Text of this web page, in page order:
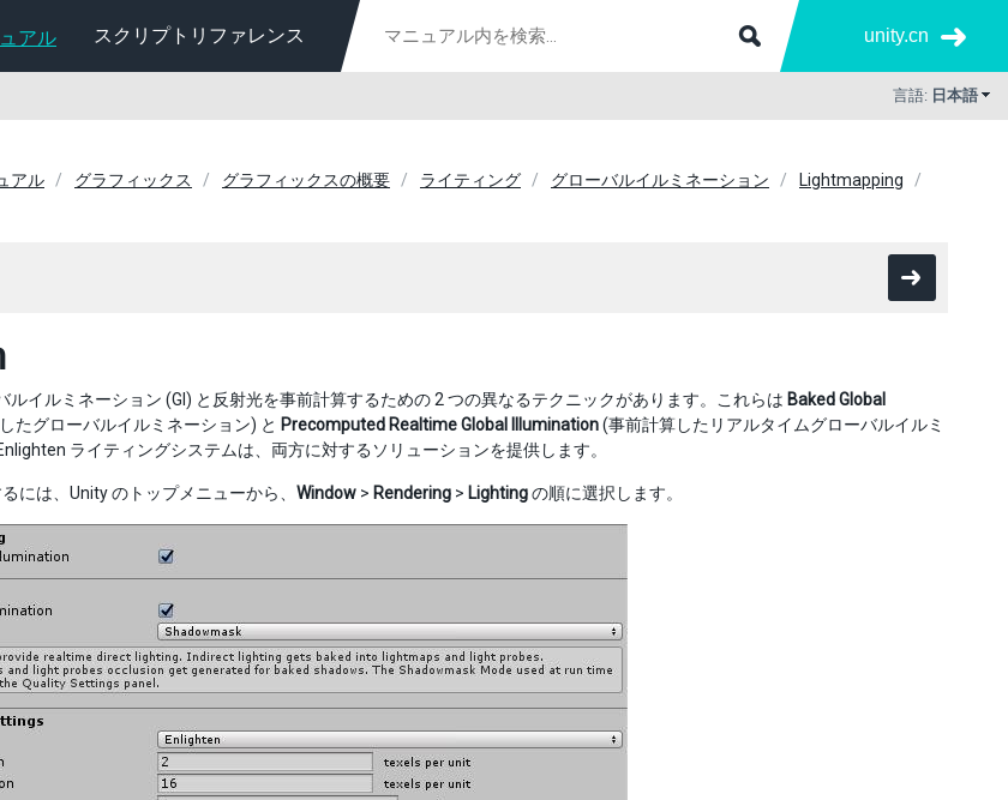
アル スクリプトリファレンス unity.cn
言語: 日本語
アル グラフィックス グラフィックスの概要 ライティング グローバルイルミネーション
Lightmapping
ルイルミネーション (GI) と反射光を事前計算するための 2 つの異なるテクニックがあります。これらは Baked Global
たグローバルイルミネーション) と Precomputed Realtime Global Illumination(事前計算したリアルタイムグローバルイルミ
ライティングシステムは、両方に対するソリューションを提供します。
には、Unity のトップメニューから、 Window > Rendering > Lightingの順に選択します。